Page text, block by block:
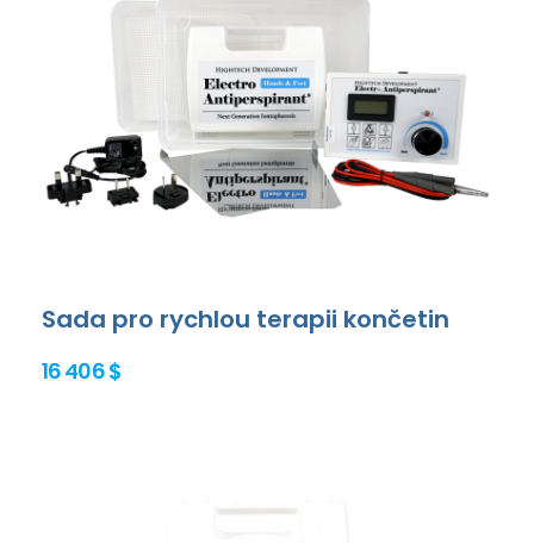
Sada pro rychlou terapii končetin
16 406 $